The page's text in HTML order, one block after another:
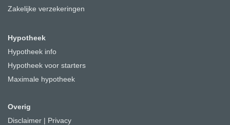
Zakelijke verzekeringen
Hypotheek
Hypotheek info
Hypotheek voor starters
Maximale hypotheek
Overig
Disclaimer
Privacy